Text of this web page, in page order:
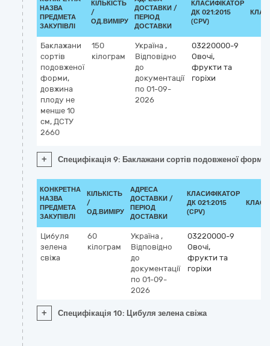
НАЗВА
ПРЕДМЕТА
ЗАКУПІВЛІ
КІЛЬКІСТЬ
/
ОД.ВИМІРУ
ДОСТАВКИ /
ПЕРІОД
ДОСТАВКИ
КЛАСИФІКАТОР
ДК 021:2015
(CPV)
Баклажани
сортів
подовженої
форми,
довжина
плоду не
менше 10
см, ДСТУ
2660
150
кілограм
Україна ,
Відповідно
до
документації
по 01-09-
2026
03220000-9
Овочі,
фрукти та
горіхи
+ Специфікація 9: Баклажани сортів подовженої
КОНКРЕТНА
НАЗВА
ПРЕДМЕТА
ЗАКУПІВЛІ
КІЛЬКІСТЬ
/
ОД.ВИМІРУ
АДРЕСА
ДОСТАВКИ /
ПЕРІОД
ДОСТАВКИ
КЛАСИФІКАТОР
ДК 021:2015
(CPV)
Цибуля
зелена
свіжа
60
кілограм
Україна ,
Відповідно
до
документації
по 01-09-
2026
03220000-9
Овочі,
фрукти та
горіхи
+ Специфікація 10: Цибуля зелена свіжа